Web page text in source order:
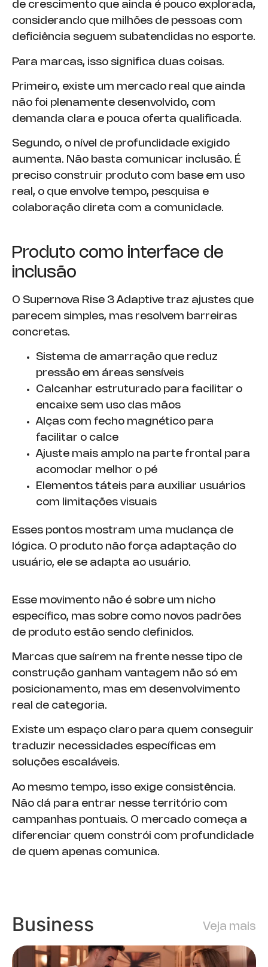
de crescimento que ainda é pouco explorada,
considerando que milhões de pessoas com
deficiência seguem subatendidas no esporte.
Para marcas, isso significa duas coisas.
Primeiro, existe um mercado real que ainda
não foi plenamente desenvolvido, com
demanda clara e pouca oferta qualificada.
Segundo, o nível de profundidade exigido
aumenta. Não basta comunicar inclusão. É
preciso construir produto com base em uso
real, o que envolve tempo, pesquisa e
colaboração direta com a comunidade.
Produto como interface de
inclusão
O Supernova Rise 3 Adaptive traz ajustes que
parecem simples, mas resolvem barreiras
concretas.
Sistema de amarração que reduz
pressão em áreas sensíveis
Calcanhar estruturado para facilitar o
encaixe sem uso das mãos
Alças com fecho magnético para
facilitar o calce
Ajuste mais amplo na parte frontal para
acomodar melhor o pé
Elementos táteis para auxiliar usuários
com limitações visuais
Esses pontos mostram uma mudança de
lógica. O produto não força adaptação do
usuário, ele se adapta ao usuário.
Esse movimento não é sobre um nicho
específico, mas sobre como novos padrões
de produto estão sendo definidos.
Marcas que saírem na frente nesse tipo de
construção ganham vantagem não só em
posicionamento, mas em desenvolvimento
real de categoria.
Existe um espaço claro para quem conseguir
traduzir necessidades específicas em
soluções escaláveis.
Ao mesmo tempo, isso exige consistência.
Não dá para entrar nesse território com
campanhas pontuais. O mercado começa a
diferenciar quem constrói com profundidade
de quem apenas comunica.
Business Veja mais